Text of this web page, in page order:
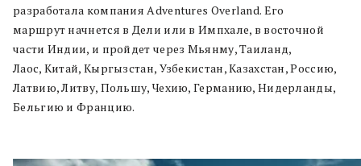
разработала компания Adventures Overland. Его
маршрут начнется в Дели или в Импхале, в восточной
части Индии, и пройдет через Мьянму, Таиланд,
Лаос, Китай, Кыргызстан, Узбекистан, Казахстан, Россию,
Латвию, Литву, Польшу, Чехию, Германию, Нидерланды,
Бельгию и Францию.